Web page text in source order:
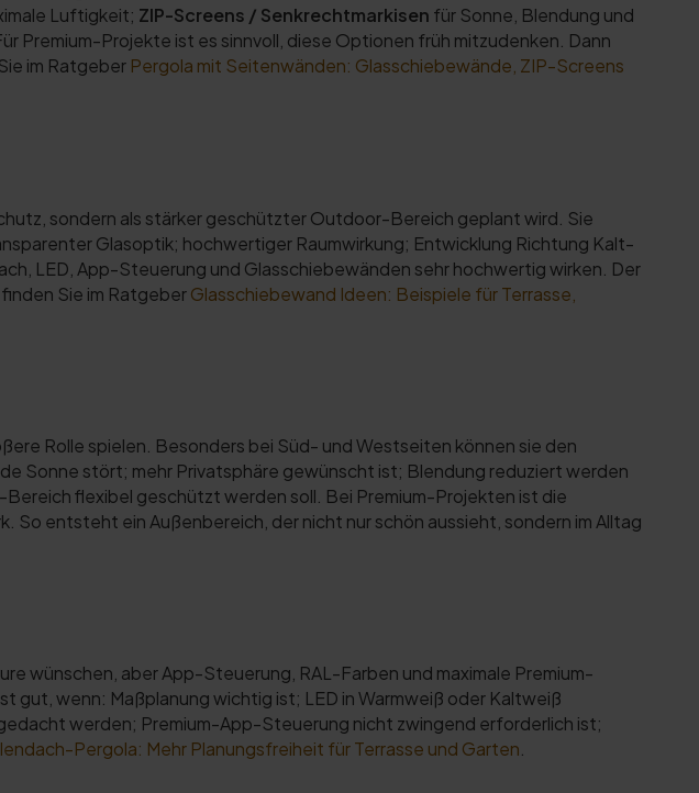
Luftigkeit; ZIP-Screens / Senkrechtmarkisen für Sonne, Blendung und
Premium-Projekte ist es sinnvoll, diese Optionen früh mitzudenken. Dann
im Ratgeber Pergola mit Seitenwänden: Glasschiebewände, ZIP-Screens
sondern als stärker geschützter Outdoor-Bereich geplant wird. Sie
Glasoptik; hochwertiger Raumwirkung; Entwicklung Richtung Kalt-
LED, App-Steuerung und Glasschiebewänden sehr hochwertig wirken. Der
Sie im RatgeberGlasschiebewand Ideen: Beispiele für Terrasse,
Rolle spielen. Besonders bei Süd- und Westseiten können sie den
Sonne stört; mehr Privatsphäre gewünscht ist; Blendung reduziert werden
flexibel geschützt werden soll. Bei Premium-Projekten ist die
entsteht ein Außenbereich, der nicht nur schön aussieht, sondern im Alltag
wünschen, aber App-Steuerung, RAL-Farben und maximale Premium-
gut, wenn: Maßplanung wichtig ist; LED in Warmweiß oder Kaltweiß
werden; Premium-App-Steuerung nicht zwingend erforderlich ist;
Pergola: Mehr Planungsfreiheit für Terrasse und Garten.